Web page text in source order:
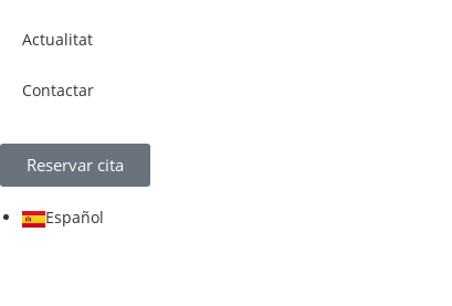
Actualitat
Contactar
Reservar cita
Español